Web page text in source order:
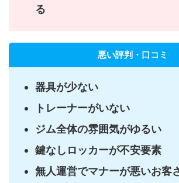
る
悪い評判・口コミ
器具が少ない
トレーナーがいない
ジム全体の雰囲気がゆるい
鍵なしロッカーが不安要素
無人運営でマナーが悪いお客